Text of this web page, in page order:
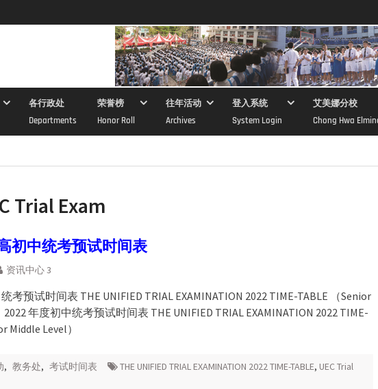
各行政处
Departments
荣誉榜
Honor Roll
往年活动
Archives
登入系统
System Login
艾美娜分校
Chong Hwa
Trial Exam
初中统考预试时间表
资讯中心 3
考预试时间表 THE UNIFIED TRIAL EXAMINATION 2022 TIME-TABLE （Senior
年度初中统考预试时间表 THE UNIFIED TRIAL EXAMINATION 2022 TIME-
Middle Level）
, 教务处, 考试时间表 THE UNIFIED TRIAL EXAMINATION 2022 TIME-TABLE, UEC Trial